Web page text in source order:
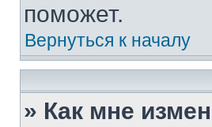
поможет.
Вернуться к началу
» Как мне